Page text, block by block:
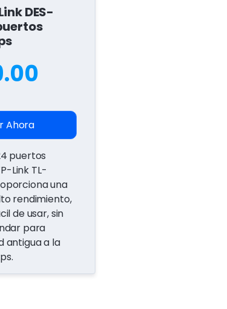
DES-
Ahora
puertos
Link TL-
una
rendimiento,
de usar, sin
para
antigua a la